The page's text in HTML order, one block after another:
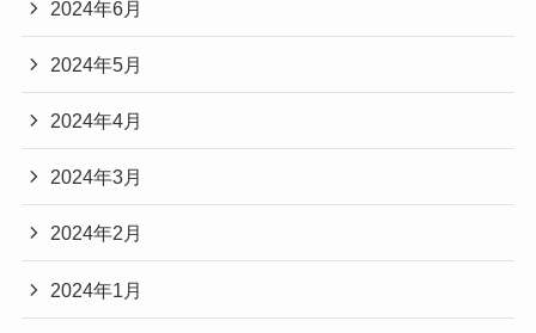
2024年6月
2024年5月
2024年4月
2024年3月
2024年2月
2024年1月